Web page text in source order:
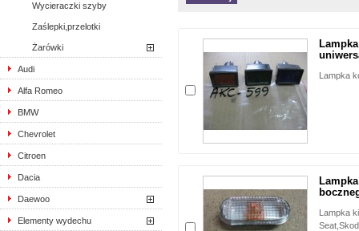
Wycieraczki szyby
Zaślepki,przelotki
Żarówki
Audi
Alfa Romeo
BMW
Chevrolet
Citroen
Dacia
Daewoo
Elementy wydechu
Lampka
Lampka